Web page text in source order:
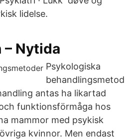
lidelse.
– Nytida
Psykologiska
behandlingsmetod
antas ha likartad
funktionsförmåga hos
mammor med psykisk
kvinnor. Men endast